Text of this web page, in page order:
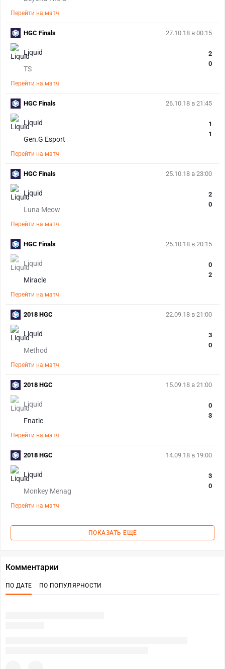
Перейти на матч
27.10.18 в 00:15
Liquid
TS
2
0
Перейти на матч
HGC Finals
26.10.18 в 21:45
Liquid
Gen.G Esport
1
1
Перейти на матч
HGC Finals
25.10.18 в 23:00
Liquid
Luna Meow
2
0
Перейти на матч
HGC Finals
25.10.18 в 20:15
Liquid
Miracle
0
2
Перейти на матч
HGC Finals
22.09.18 в 21:00
Liquid
Method
3
0
Перейти на матч
2018 HGC
15.09.18 в 21:00
Liquid
Fnatic
0
3
Перейти на матч
2018 HGC
14.09.18 в 19:00
Liquid
Monkey Menag
3
0
Перейти на матч
2018 HGC
ПОКАЗАТЬ ЕЩЕ
Комментарии
ПО ДАТЕ ПО ПОПУЛЯРНОСТИ